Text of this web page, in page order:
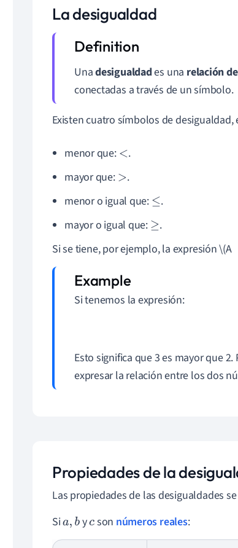
La desigualdad
Unadesigualdades una relación
conectadas a través de un símbolo.
Existen cuatro símbolos de desigualdad,
menor que: < .
mayor que: > .
menor o igual que: ≤ .
mayor o igual que: ≥ .
Si se tiene, por ejemplo, la expresión \(A
Si tenemos la expresión:
Esto significa que 3 es mayor que
expresar la relación entre los dos
Propiedades de la
Las propiedades de las desigualdades
Sia,b ycson números reales: